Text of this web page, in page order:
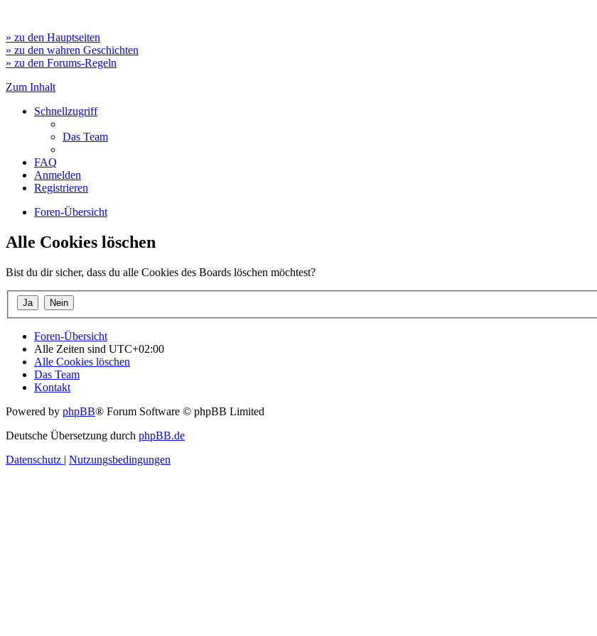
» zu den Hauptseiten
» zu den wahren Geschichten
» zu den Forums-Regeln
Zum Inhalt
Schnellzugriff
Das Team
FAQ
Anmelden
Registrieren
Foren-Übersicht
Alle Cookies löschen
Bist du dir sicher, dass du alle Cookies des Boards löschen möchtest?
Foren-Übersicht
Alle Zeiten sind UTC+02:00
Alle Cookies löschen
Das Team
Kontakt
Powered by phpBB® Forum Software © phpBB Limited
Deutsche Übersetzung durch phpBB.de
Datenschutz | Nutzungsbedingungen